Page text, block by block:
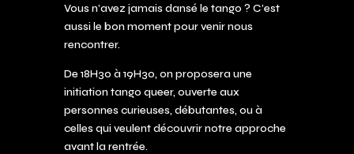
Vous n’avez jamais dansé le tango ? C’est
aussi le bon moment pour venir nous
rencontrer.
De 18H30 à 19H30, on proposera une
initiation tango queer, ouverte aux
personnes curieuses, débutantes, ou à
celles qui veulent découvrir notre approche
avant la rentrée.